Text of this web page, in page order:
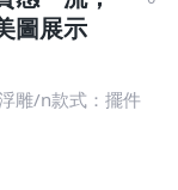
圖展示
雕/n款式：擺件